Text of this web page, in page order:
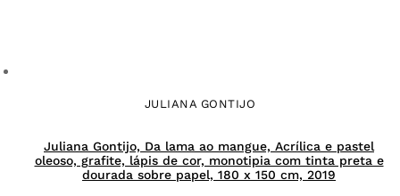
JULIANA GONTIJO
Juliana Gontijo, Da lama ao mangue, Acrílica e pastel
oleoso, grafite, lápis de cor, monotipia com tinta preta e
dourada sobre papel, 180 x 150 cm, 2019